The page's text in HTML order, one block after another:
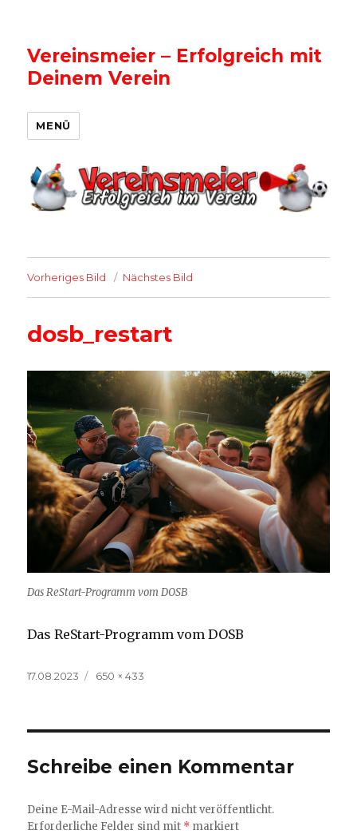
Vereinsmeier – Erfolgreich mit
Deinem Verein
MENÜ
Vorheriges Bild Nächstes Bild
dosb_restart
Das ReStart-Programm vom DOSB
Das ReStart-Programm vom DOSB
Veröffentlicht
17.08.2023
Volle
650 × 433
Schreibe einen Kommentar
Deine E-Mail-Adresse wird nicht veröffentlicht.
Erforderliche Felder sind mit * markiert